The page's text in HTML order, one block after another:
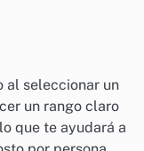
al seleccionar un
un rango claro
que te ayudará a